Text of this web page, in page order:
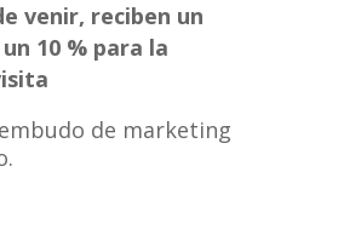
venir, reciben un
10 % para la
de marketing